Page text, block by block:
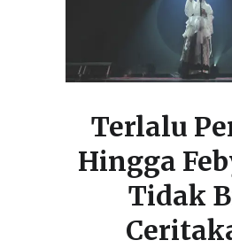
Terlalu
Hingga
Tidak